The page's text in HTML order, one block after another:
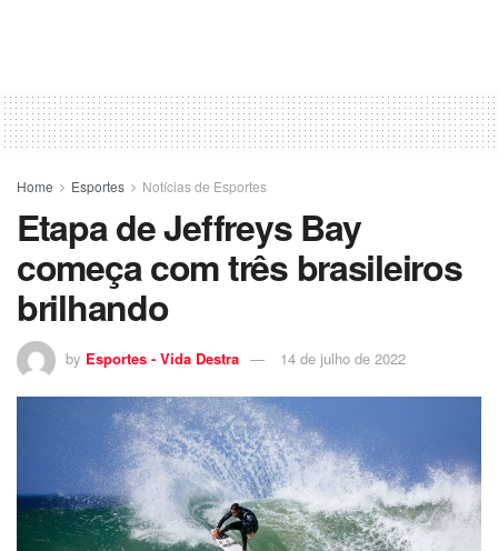
Home Esportes Notícias de Esportes
Etapa de Jeffreys Bay
começa com três brasileiros
brilhando
by Esportes - Vida Destra 14 de julho de 2022